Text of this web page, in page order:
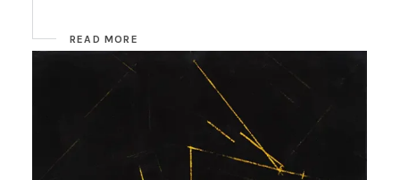
READ MORE